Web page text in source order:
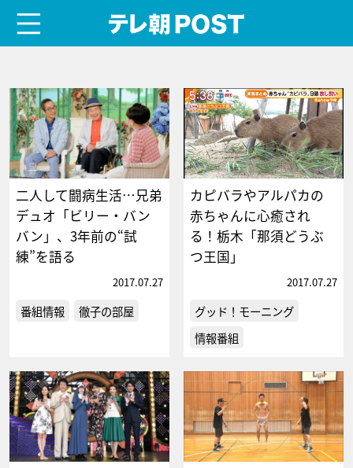
二人して闘病生活…兄弟
デュオ「ビリー・バン
バン」、3年前の“試
練”を語る
2017.07.27
番組情報 徹子の部屋
カピバラやアルパカの
赤ちゃんに心癒され
る！栃木「那須どうぶ
つ王国」
2017.07.27
グッド！モーニング
情報番組